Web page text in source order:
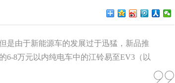
是由于新能源车的发展过于迅猛，新品推
6-8万元以内纯电车中的江铃易至EV3（以